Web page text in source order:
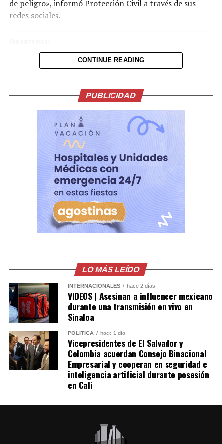
de peligro», informó Protección Civil a través de sus
redes sociales.
X
CONTINUE READING
PUBLICIDAD
LO MÁS LEÍDO
INTERNACIONALES hace 2 días
VIDEOS | Asesinan a influencer mexicano
durante una transmisión en vivo en
Sinaloa
POLÍTICA hace 1 día
Vicepresidentes de El Salvador y
Colombia acuerdan Consejo Binacional
Empresarial y cooperan en seguridad e
inteligencia artificial durante posesión
en Cali